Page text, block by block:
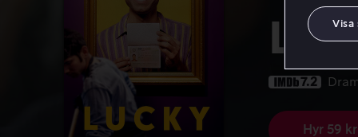
7.2
Hyr 59 kr
Visa